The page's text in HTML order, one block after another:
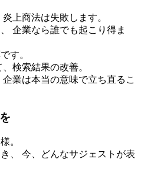
上商法は失敗します。
企業なら誰でも起こり得ま
す。
検索結果の改善。
業は本当の意味で立ち直るこ
。
、 今、どんなサジェストが表